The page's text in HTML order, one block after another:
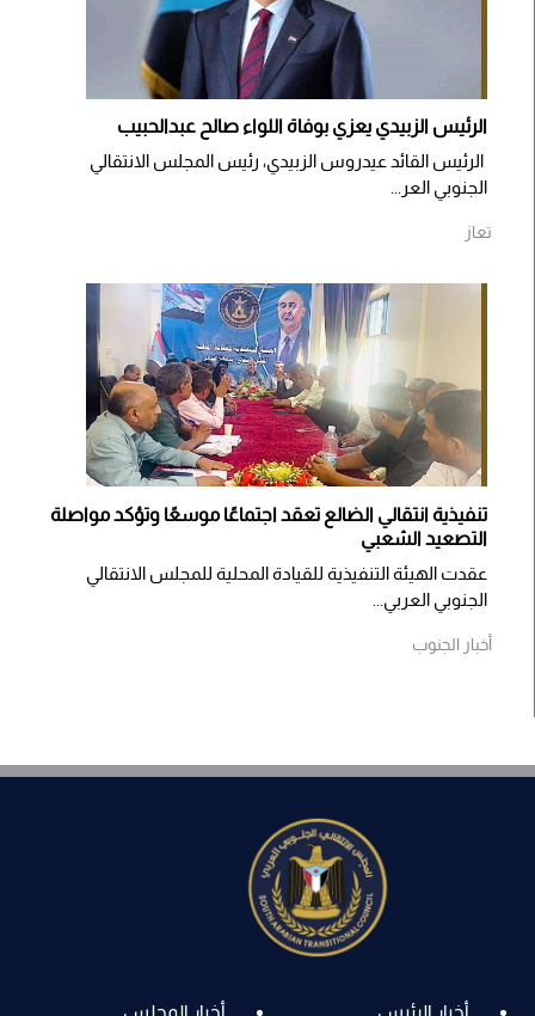
الرئيس الزبيدي يعزي بوفاة اللواء صالح عبدالحبيب
الرئيس القائد عيدروس الزبيدي، رئيس المجلس الانتقالي
الجنوبي العر...
تعاز
تنفيذية انتقالي الضالع تعقد اجتماعًا موسعًا وتؤكد مواصلة
التصعيد الشعبي
عقدت الهيئة التنفيذية للقيادة المحلية للمجلس الانتقالي
الجنوبي العربي...
أخبار الجنوب